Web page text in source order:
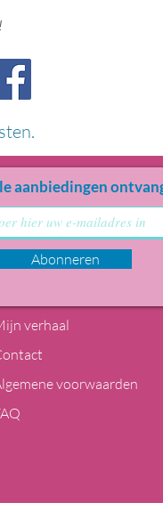
aanbiedingen
Abonneren
verhaal
voorwaarden